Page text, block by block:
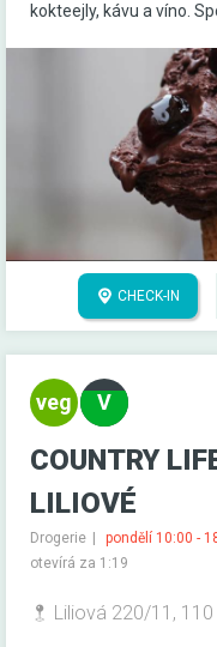
kokteejly, kávu a víno.
CHECK-IN
COUNTRY
LILIOVÉ
Drogerie
pondělí 10:00 -
otevírá za 1:19
Liliová 220/11,